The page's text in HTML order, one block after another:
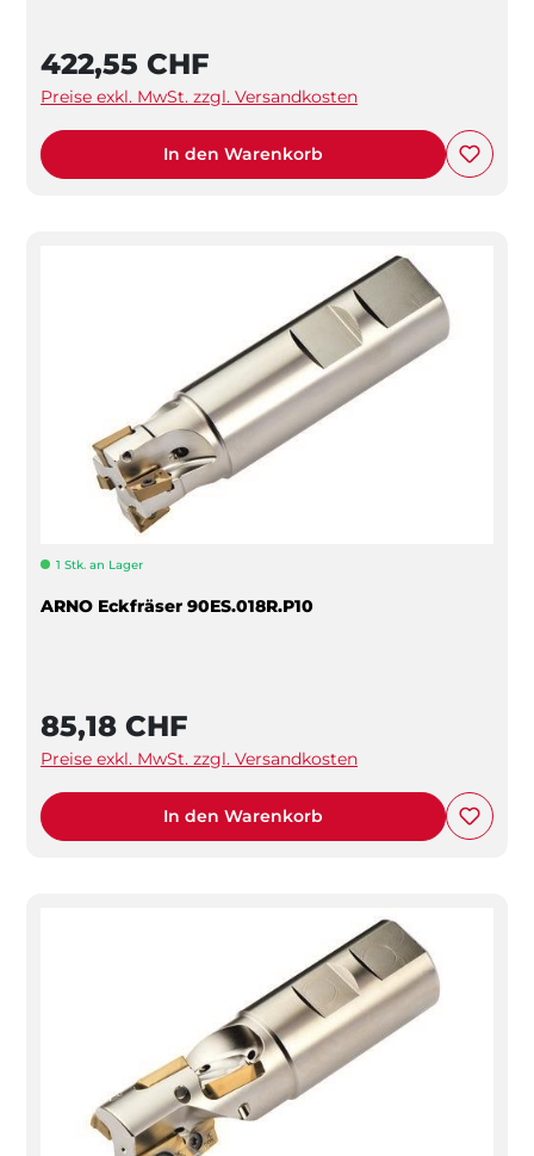
422,55 CHF
Preise exkl. MwSt. zzgl. Versandkosten
In den Warenkorb
1 Stk. an Lager
ARNO Eckfräser 90ES.018R.P10
85,18 CHF
Preise exkl. MwSt. zzgl. Versandkosten
In den Warenkorb